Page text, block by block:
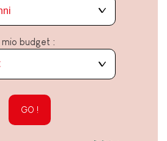
Il mio budget :
GO !